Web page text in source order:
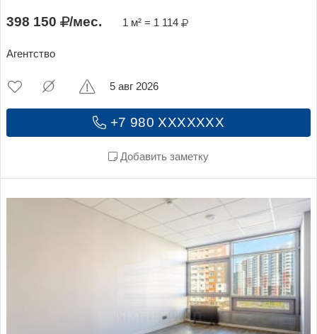
398 150 /мес. 1 м² = 1 114
Агентство
+7 980 XXXXXXX
Добавить заметку
5 авг 2026